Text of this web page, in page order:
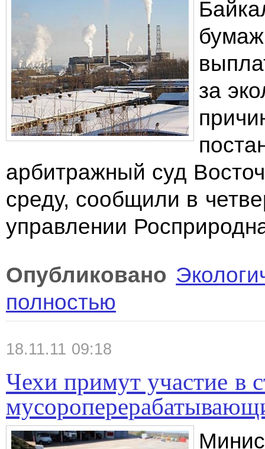
за
арбитражный суд
среду, сообщили в
управлении
Опубликовано
полностью
18.11.11 09:18
Чехи примут участие в